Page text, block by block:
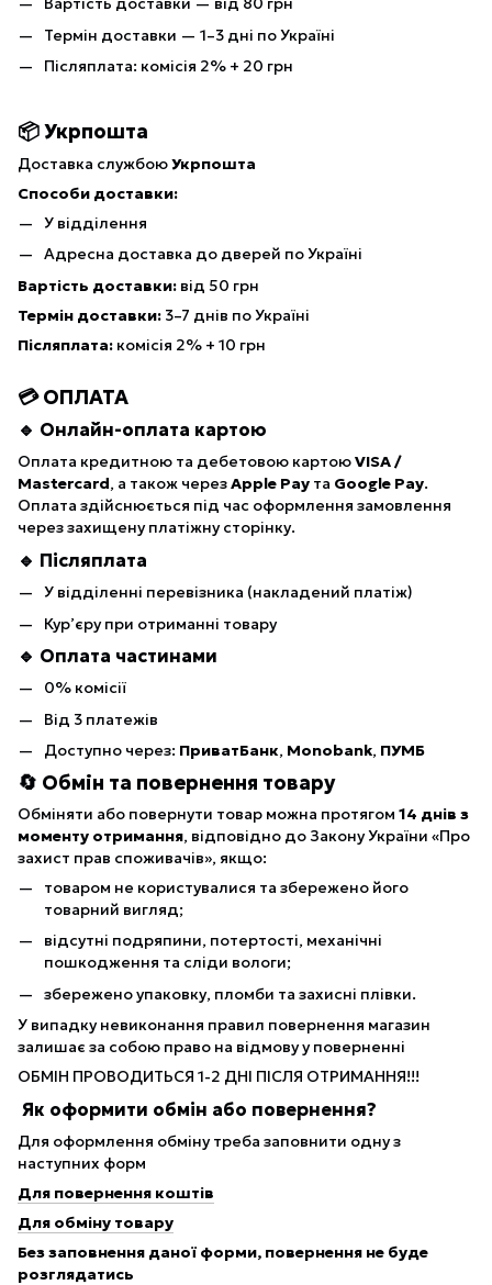
Термін доставки — 1–3 дні по Україні
Післяплата: комісія 2% + 20 грн
📦 Укрпошта
Доставка службоюУкрпошта
Способи доставки:
У відділення
Адресна доставка до дверей по Україні
Вартість доставки: від 50 грн
Термін доставки: 3–7 днів по Україні
Післяплата: комісія 2% + 10 грн
💳 ОПЛАТА
🔹 Онлайн-оплата картою
Оплата кредитною та дебетовою картоюVISA /
Mastercard, а також черезApple Pay та Google Pay.
Оплата здійснюється під час оформлення замовлення
через захищену платіжну сторінку.
🔹 Післяплата
У відділенні перевізника (накладений платіж)
Кур’єру при отриманні товару
🔹 Оплата частинами
0% комісії
Від 3 платежів
Доступно через: ПриватБанк, Monobank, ПУМБ
🔄 Обмін та повернення товару
Обміняти або повернути товар можна протягом 14 днів з
моменту отримання, відповідно до Закону України «Про
захист прав споживачів», якщо:
товаром не користувалися та збережено його
товарний вигляд;
відсутні подряпини, потертості, механічні
пошкодження та сліди вологи;
збережено упаковку, пломби та захисні плівки.
У випадку невиконання правил повернення магазин
залишає за собою право на відмову у поверненні
ОБМІН ПРОВОДИТЬСЯ 1-2 ДНІ ПІСЛЯ ОТРИМАННЯ!!!
Як оформити обмін або повернення?
Для оформлення обміну треба заповнити одну з
наступних форм
Для повернення коштів
Для обміну товару
Без заповнення даної форми, повернення не буде
розглядатись